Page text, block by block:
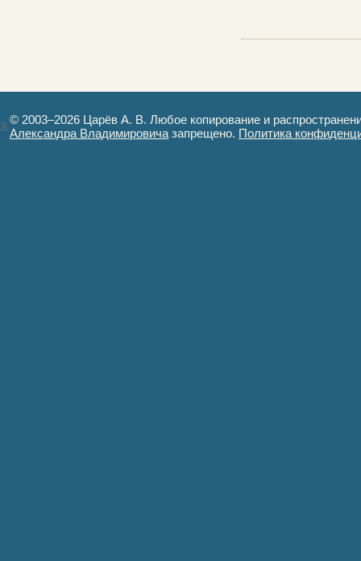
© 2003–2026 Царёв А. В. Любое копирование и
Александра Владимировича запрещено. Политика
Авторизация